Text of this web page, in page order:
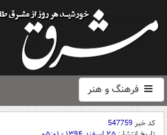
فرهنگ و هنر
کد خبر547759